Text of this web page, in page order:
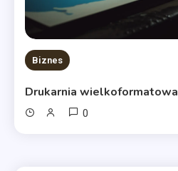
Biznes
Drukarnia wielkoformatowa
0